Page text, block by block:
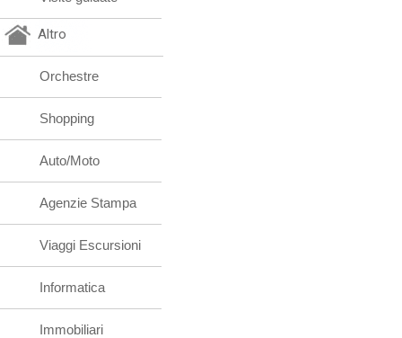
Altro
Orchestre
Shopping
Auto/Moto
Agenzie Stampa
Viaggi Escursioni
Informatica
Immobiliari